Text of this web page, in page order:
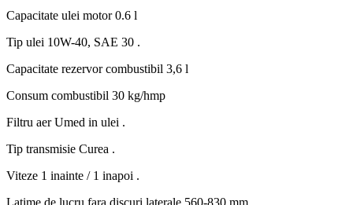
Capacitate ulei motor0.6 l
Tip ulei 10W-40, SAE 30 .
Capacitate rezervor combustibil 3,6 l
Consum combustibil 30 kg/hmp
Filtru aerUmed in ulei .
Tip transmisie Curea .
Viteze 1 inainte / 1 inapoi .
Latime de lucru fara discuri laterale 560-830 mm